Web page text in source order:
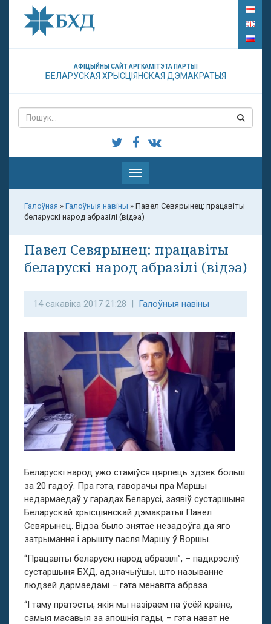
АФІЦЫЙНЫ САЙТ АРГКАМІТЭТА ПАРТЫІ
БЕЛАРУСКАЯ ХРЫСЦІЯНСКАЯ ДЭМАКРАТЫЯ
Паказаць
меню
Галоўная » Галоўныя навіны » Павел Севярынец: працавіты
беларускі народ абразілі (відэа)
Павел Севярынец: працавіты
беларускі народ абразілі (відэа)
14 сакавіка 2017 21:28 | Галоўныя навіны
Беларускі народ ужо стаміўся цярпець здзек больш
за 20 гадоў. Пра гэта, гаворачы пра Маршы
недармаедаў у гарадах Беларусі, заявіў сустаршыня
Беларускай хрысціянскай дэмакратыі Павел
Севярынец. Відэа было знятае незадоўга да яго
затрымання і арышту пасля Маршу ў Воршы.
“Працавіты беларускі народ абразілі”, – падкрэсліў
сустаршыня БХД, адзначыўшы, што называнне
людзей дармаедамі – гэта менавіта абраза.
“І таму пратэсты, якія мы назіраем па ўсёй краіне,
самыя масавыя за апошнія гады, – гэта нават не